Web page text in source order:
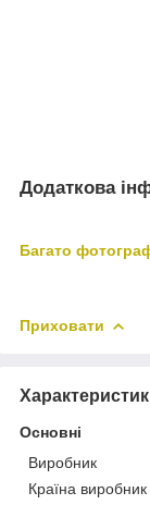
Додаткова
Багато
Приховати
Основні
Виробник
Країна виробник